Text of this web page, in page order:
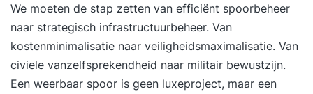
We moeten de stap zetten van efficiënt spoorbeheer
naar strategisch infrastructuurbeheer. Van
kostenminimalisatie naar veiligheidsmaximalisatie. Van
civiele vanzelfsprekendheid naar militair bewustzijn.
Een weerbaar spoor is geen luxeproject, maar een